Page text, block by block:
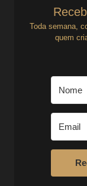
Toda semana,
quem